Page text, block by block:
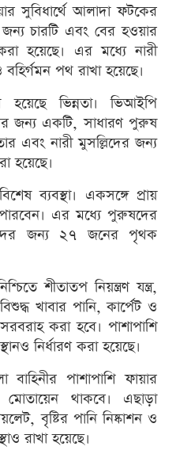
সুবিধার্থে আলাদা ফটকের
জন্য চারটি এবং বের হওয়ার
হয়েছে। এর মধ্যে নারী
পথ রাখা হয়েছে।
হয়েছে ভিন্নতা। ভিআইপি
জন্য একটি, সাধারণ পুরুষ
এবং নারী মুসল্লিদের জন্য
হয়েছে।
ব্যবস্থা। একসঙ্গে প্রায়
এর মধ্যে পুরুষদের
জন্য ২৭ জনের পৃথক
শীতাতপ নিয়ন্ত্রণ যন্ত্র,
খাবার পানি, কার্পেট ও
করা হবে। পাশাপাশি
নির্ধারণ করা হয়েছে।
বাহিনীর পাশাপাশি ফায়ার
থাকবে। এছাড়া
বৃষ্টির পানি নিষ্কাশন ও
রাখা হয়েছে।